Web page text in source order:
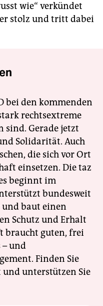
wie“ verkündet
stolz und tritt dabei
bei den kommenden
rechtsextreme
sind. Gerade jetzt
Solidarität. Auch
die sich vor Ort
einsetzen. Die taz
beginnt im
bundesweit
baut einen
Schutz und Erhalt
braucht guten, frei
und
Finden Sie
und unterstützen Sie